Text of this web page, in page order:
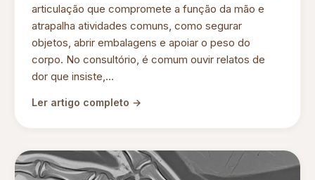
articulação que compromete a função da mão e
atrapalha atividades comuns, como segurar
objetos, abrir embalagens e apoiar o peso do
corpo. No consultório, é comum ouvir relatos de
dor que insiste,...
Ler artigo completo →